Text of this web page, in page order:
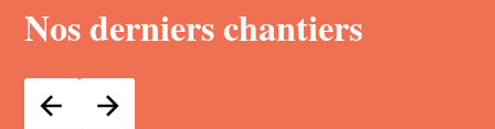
Nos derniers chantiers